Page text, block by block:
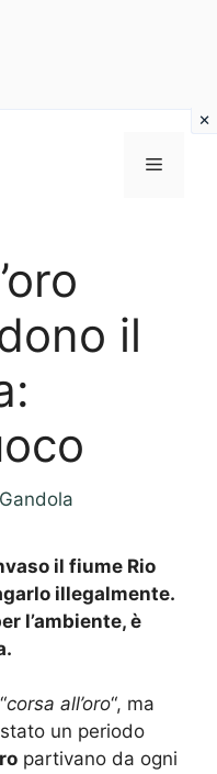
MENU
il
il fiume Rio
illegalmente.
l’ambiente, è
corsa all’oro“, ma
stato un periodo
partivano da ogni